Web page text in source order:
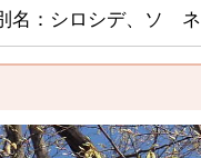
名：シロシデ、ソ ネ